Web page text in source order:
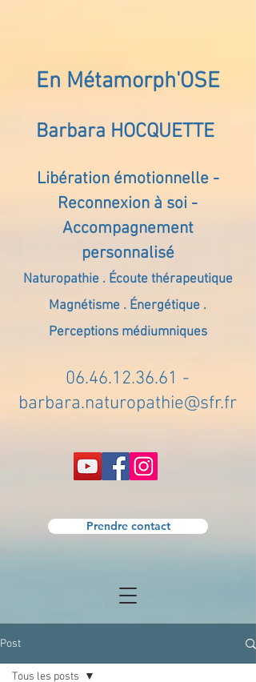
En Métamorph'OSE
Barbara HOCQUETTE
Libération émotionnelle -
Reconnexion à soi -
Accompagnement
personnalisé
Naturopathie . Écoute thérapeutique
Magnétisme . Énergétique .
Perceptions médiumniques
06.46.12.36.61 -
barbara.naturopathie@sfr.fr
Prendre contact
Post
Tous les posts